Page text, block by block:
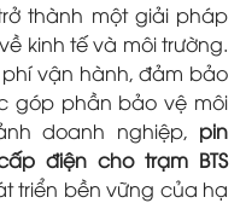
thành một giải pháp
kinh tế và môi trường.
vận hành, đảm bảo
góp phần bảo vệ môi
doanh nghiệp, pin
điện cho trạm BTS
triển bền vững của hạ